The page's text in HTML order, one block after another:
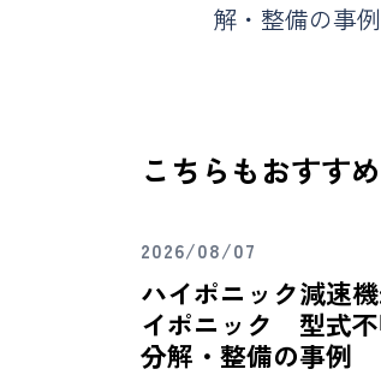
解・整備の事例
こちらもおすす
2026/08/07
ハイポニック減速
イポニック 型式
分解・整備の事例